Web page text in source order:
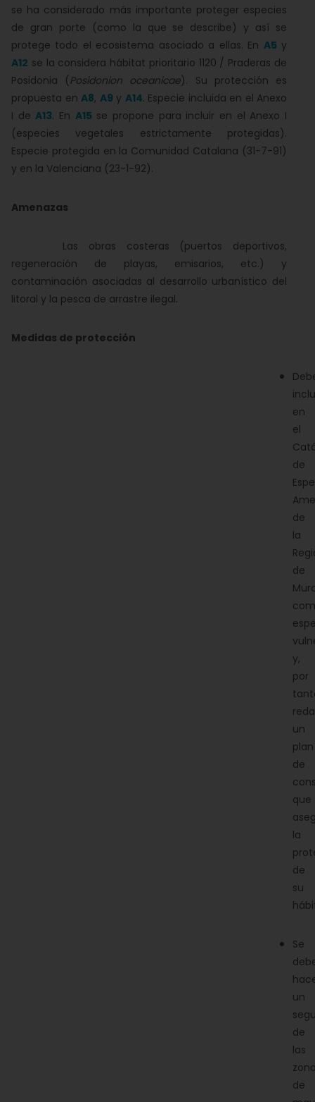
se ha considerado más importante proteger especies
de gran porte (como la que se describe) y así se
protege todo el ecosistema asociado a ellas. En A5 y
A12 se la considera hábitat prioritario 1120 / Praderas de
Posidonia (Posidonion oceanicae). Su protección es
propuesta en A8, A9 y A14. Especie incluida en el Anexo
I deA13. En A15 se propone para incluir en el Anexo I
(especies vegetales estrictamente protegidas).
Especie protegida en la Comunidad Catalana (31-7-91)
y en la Valenciana (23-1-92).
Amenazas
Las obras costeras (puertos deportivos,
regeneración de playas, emisarios, etc.) y
contaminación asociadas al desarrollo urbanístico del
litoral y la pesca de arrastre ilegal.
Medidas de protección
en
el
de
de
la
de
y,
por
un
plan
de
que
la
de
su
Se
un
de
las
de